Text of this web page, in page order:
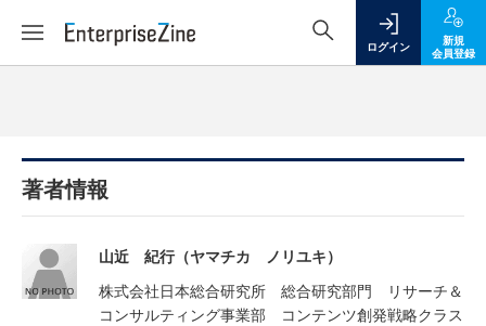
ログイン
新規
会員登録
著者情報
山近 紀行（ヤマチカ ノリユキ）
株式会社日本総合研究所 総合研究部門 リサーチ＆
コンサルティング事業部 コンテンツ創発戦略クラス